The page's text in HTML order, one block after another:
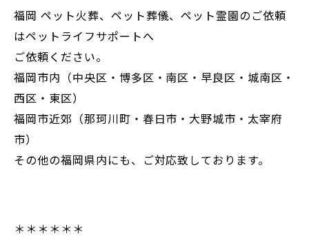
福岡 ペット火葬、ペット葬儀、ペット霊園のご依頼
はペットライフサポートへ
ご依頼ください。
福岡市内（中央区・博多区・南区・早良区・城南区・
西区・東区）
福岡市近郊（那珂川町・春日市・大野城市・太宰府
市）
その他の福岡県内にも、ご対応致しております。
＊＊＊＊＊＊